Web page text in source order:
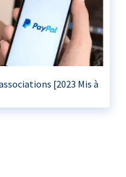
[2023 Mis à